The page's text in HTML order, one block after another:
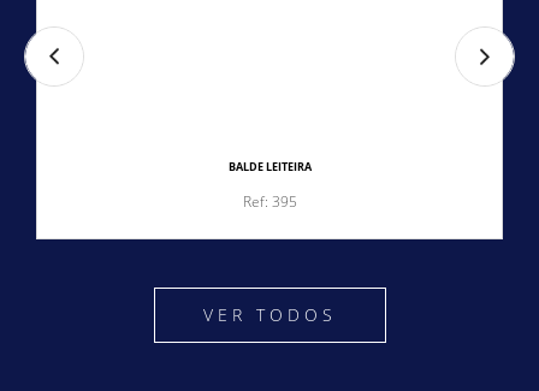
BALDE LEITEIRA
Ref: 395
VER TODOS